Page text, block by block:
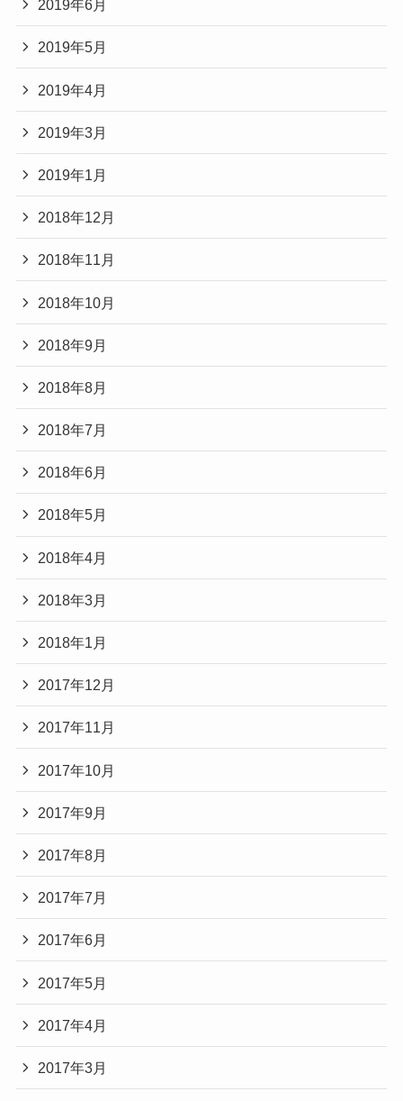
2019年6月
2019年5月
2019年4月
2019年3月
2019年1月
2018年12月
2018年11月
2018年10月
2018年9月
2018年8月
2018年7月
2018年6月
2018年5月
2018年4月
2018年3月
2018年1月
2017年12月
2017年11月
2017年10月
2017年9月
2017年8月
2017年7月
2017年6月
2017年5月
2017年4月
2017年3月